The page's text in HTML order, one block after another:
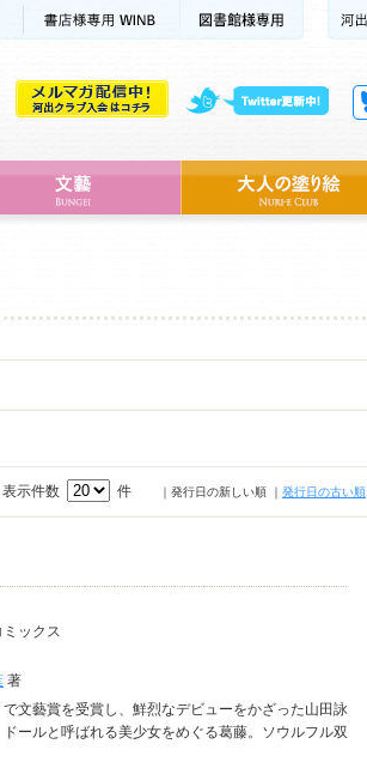
示件数 件 ｜発行日の新しい順 ｜ 発行日の古い順
ックス
著
で文藝賞を受賞し、鮮烈なデビューをかざった山田詠
ールと呼ばれる美少女をめぐる葛藤。ソウルフル双